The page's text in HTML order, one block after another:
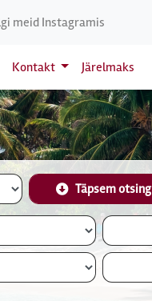
meid Instagramis
Kontakt Järelmaks
Täpsem otsing